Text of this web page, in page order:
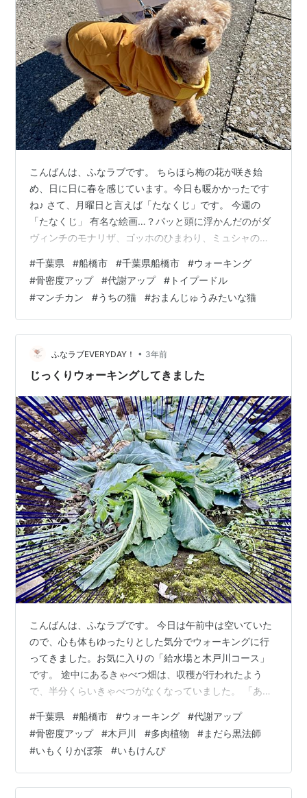
こんばんは、ふなラブです。 ちらほら梅の花が咲き始
め、日に日に春を感じています。今日も暖かかったです
ね♪ さて、月曜日と言えば「たなくじ」です。 今週の
「たなくじ」 有名な絵画…？パッと頭に浮かんだのがダ
ヴィンチのモナリザ、ゴッホのひまわり、ミュシャのゾ
カ」（なぜ？） 今週の「たぬくじ」 えっ、どういう
事…？（笑） さて、またまた久しぶりにウォーキングに
行ってきました！予定があるので控えめに、と思ってい
ましたが歩き出したら気持ちよくて、どんどんズンズン
歩いちゃいました♪途中で娘のお友達Kちゃんのママに会
って、10分くらい話しました。ペットのこ…
#千葉県 #船橋市 #千葉県船橋市 #ウォーキング
#骨密度アップ #代謝アップ # トイプードル
#マンチカン #うちの猫 #おまんじゅうみたいな猫
ふなラブEVERYDAY！ • 3年前
じっくりウォーキングしてきました
こんばんは、ふなラブです。 今日は午前中は空いていた
ので、心も体もゆったりとした気分でウォーキングに行
ってきました。お気に入りの「給水場と木戸川コース」
です。 途中にあるきゃべつ畑は、収穫が行われたよう
で、半分くらいきゃべつがなくなっていました。 「あの
……… こ、小松菜ァァァーーー！！！ 周りのきゃべつは
収穫されたのに、小松菜は打ち捨てられておりました…
小松菜… もしかしたら白菜だったかも知れないけど、今
更遅いです（笑） システム園芸さんのハウスの近くの畑
に、オモチャウリがたくさんなっていました 本日もいい
#千葉県 #船橋市 #ウォーキング #代謝アップ
#骨密度アップ #木戸川 #多肉植物 #まだら黒法師
#いもくりかぼ茶 #いもけんぴ